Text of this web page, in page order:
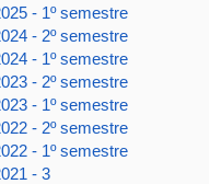
- 1º semestre
- 2º semestre
- 1º semestre
- 2º semestre
- 1º semestre
- 2º semestre
- 1º semestre
- 3